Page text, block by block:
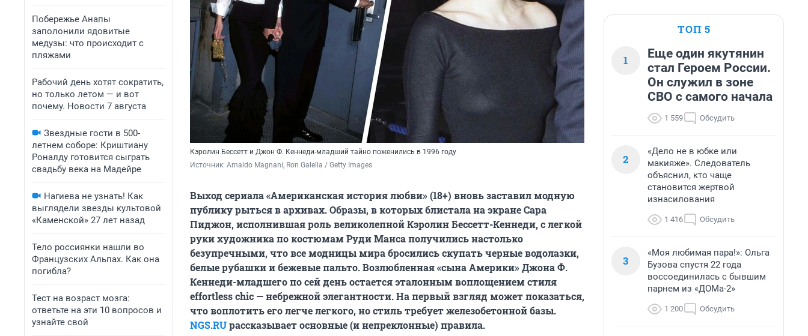
Побережье Анапы
заполонили ядовитые
медузы: что происходит с
пляжами
Рабочий день хотят сократить,
но только летом — и вот
почему. Новости 7 августа
Звездные гости в 500-
летнем соборе: Криштиану
Роналду готовится сыграть
свадьбу века на Мадейре
Нагиева не узнать! Как
выглядели звезды культовой
«Каменской» 27 лет назад
Тело россиянки нашли во
Французских Альпах. Как она
погибла?
Тест на возраст мозга:
ответьте на эти 10 вопросов и
узнайте свой
Кэролин Бессетт и Джон Ф. Кеннеди-младший тайно поженились в 1996 году
Источник: Arnaldo Magnani, Ron Galella / Getty Images
Выход сериала «Американская история любви» (18+) вновь заставил модную
публику рыться в архивах. Образы, в которых блистала на экране Сара
Пиджон, исполнившая роль великолепной Кэролин Бессетт-Кеннеди, с легкой
руки художника по костюмам Руди Манса получились настолько
безупречными, что все модницы мира бросились скупать черные водолазки,
белые рубашки и бежевые пальто. Возлюбленная «сына Америки» Джона Ф.
Кеннеди-младшего по сей день остается эталонным воплощением стиля
effortless chic — небрежной элегантности. На первый взгляд может показаться,
что воплотить его легче легкого, но стиль требует железобетонной базы.
NGS.RUрассказывает основные (и непреклонные) правила.
ТОП 5
1
Еще один якутянин
стал Героем России.
Он служил в зоне
СВО с самого начала
1 559 Обсудить
2
«Дело не в юбке или
макияже». Следователь
объяснил, кто чаще
становится жертвой
изнасилования
1 416 Обсудить
3
«Моя любимая пара!»: Ольга
Бузова спустя 22 года
воссоединилась с бывшим
парнем из «ДОМа-2»
1 200 Обсудить